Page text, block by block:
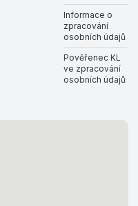
Informace o
zpracování
osobních údajů
Pověřenec KL
ve zpracování
osobních údajů